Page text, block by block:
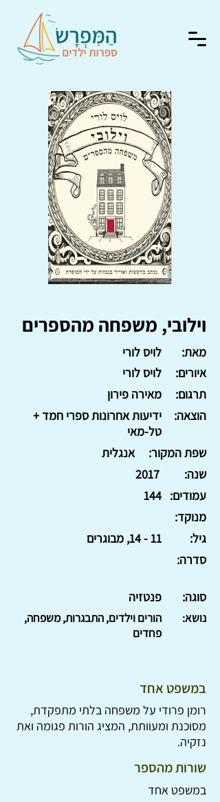
וילובי, משפחה מהספרים
לויס לורי
מאת:
לויס לורי
איורים:
מאירה פירון
תרגום:
ידיעות אחרונות ספרי חמד +
טל-מאי
הוצאה:
אנגלית
שפת המקור:
2017
שנה:
144 עמודים:
מנוקד:
11 - 14, מבוגרים
גיל:
סדרה:
פנטזיה סוגה:
הורים וילדים, התבגרות, משפחה,
פחדים
נושא:
במשפט אחד
רומן פרודי על משפחה בלתי מתפקדת,
מסוכנת ומעוותת, המציג הורות פגומה ואת
נזקיה.
שורות מהספר
במשפט אחד